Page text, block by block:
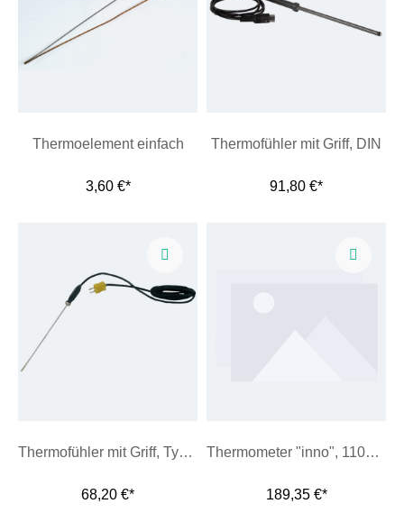
Thermoelement einfach
3,60 €*
Thermofühler mit Griff, DIN
91,80 €*
Thermofühler mit Griff, Typ K
68,20 €*
Thermometer "inno", 1100 °C
189,35 €*